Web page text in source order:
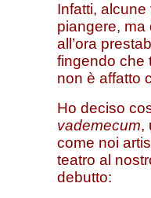
Infatti,
piangere,
all’ora
fingendo che
non è affatto
Ho deciso
vademecum,
come noi
teatro al
debutto: